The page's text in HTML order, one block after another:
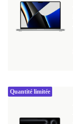
Quantité limitée